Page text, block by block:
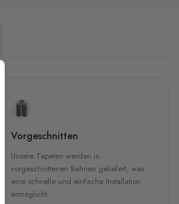
Vorgeschnitten
Unsere Tapeten werden in
vorgeschnittenen Bahnen geliefert, was
eine schnelle und einfache Installation
ermöglicht.